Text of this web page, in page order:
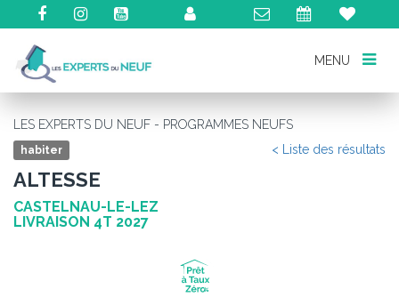
MENU
MENU
LES EXPERTS DU NEUF - PROGRAMMES NEUFS
habiter < Liste des résultats
ALTESSE
CASTELNAU-LE-LEZ
LIVRAISON 4T 2027